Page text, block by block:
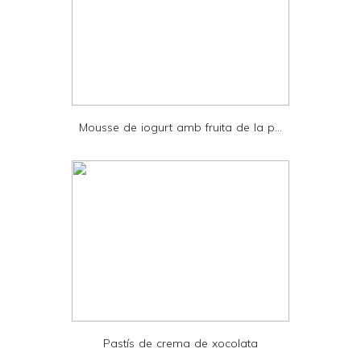
Mousse de iogurt amb fruita de la p...
Pastís de crema de xocolata